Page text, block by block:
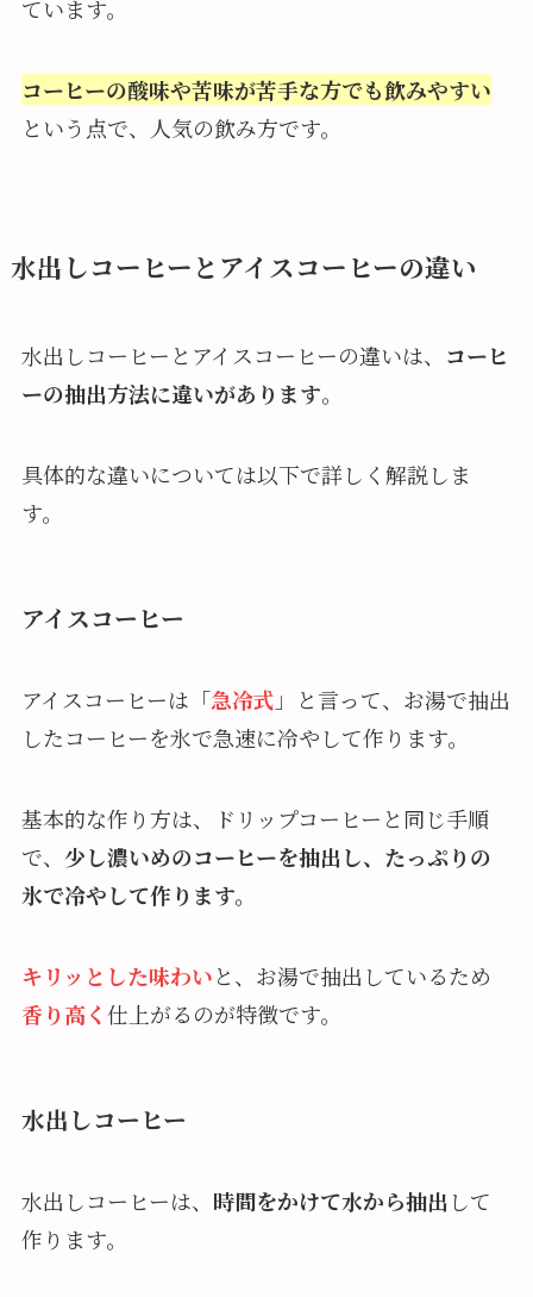
ています。
コーヒーの酸味や苦味が苦手な方でも飲みやすい
という点で、人気の飲み方です。
水出しコーヒーとアイスコーヒーの違い
水出しコーヒーとアイスコーヒーの違いは、 コーヒ
ーの抽出方法に違いがあります。
具体的な違いについては以下で詳しく解説しま
す。
アイスコーヒー
アイスコーヒーは「急冷式 」と言って、お湯で抽出
したコーヒーを氷で急速に冷やして作ります。
基本的な作り方は、ドリップコーヒーと同じ手順
で、 少し濃いめのコーヒーを抽出し、たっぷりの
氷で冷やして作ります。
キリッとした味わいと、お湯で抽出しているため
香り高く 仕上がるのが特徴です。
水出しコーヒー
水出しコーヒーは、 時間をかけて水から抽出して
作ります。